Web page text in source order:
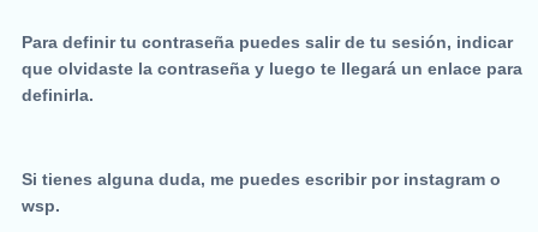
Para definir tu contraseña puedes salir de tu sesión, indicar
que olvidaste la contraseña y luego te llegará un enlace para
definirla.
Si tienes alguna duda, me puedes escribir por instagram o
wsp.